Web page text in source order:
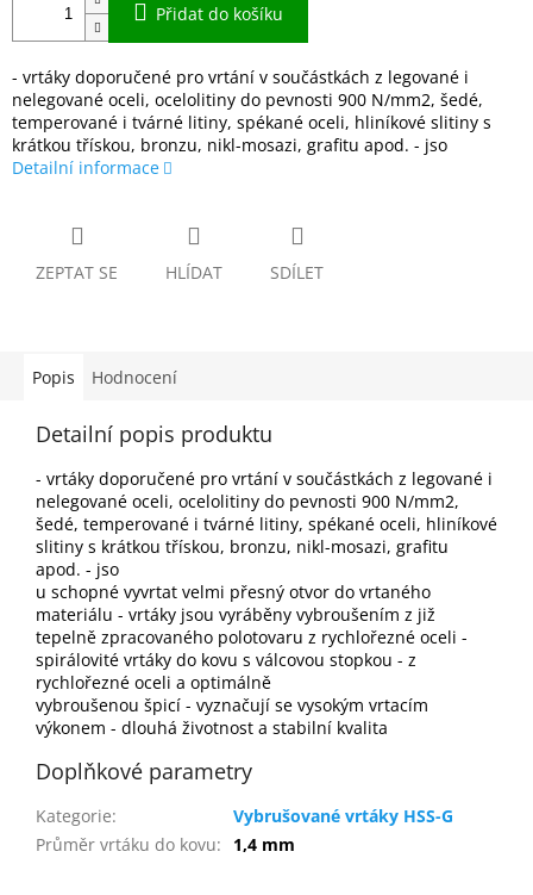
Přidat do košíku
- vrtáky doporučené pro vrtání v součástkách z legované i
nelegované oceli, ocelolitiny do pevnosti 900 N/mm2, šedé,
temperované i tvárné litiny, spékané oceli, hliníkové slitiny s
krátkou třískou, bronzu, nikl-mosazi, grafitu apod. - jso
Detailní informace
ZEPTAT SE HLÍDAT SDÍLET
Popis Hodnocení
Detailní popis produktu
- vrtáky doporučené pro vrtání v součástkách z legované i
nelegované oceli, ocelolitiny do pevnosti 900 N/mm2,
šedé, temperované i tvárné litiny, spékané oceli, hliníkové
slitiny s krátkou třískou, bronzu, nikl-mosazi, grafitu
apod. - jso
u schopné vyvrtat velmi přesný otvor do vrtaného
materiálu - vrtáky jsou vyráběny vybroušením z již
tepelně zpracovaného polotovaru z rychlořezné oceli -
spirálovité vrtáky do kovu s válcovou stopkou - z
rychlořezné oceli a optimálně
vybroušenou špicí - vyznačují se vysokým vrtacím
výkonem - dlouhá životnost a stabilní kvalita
Doplňkové parametry
Kategorie:
Vybrušované vrtáky HSS-G
Průměr vrtáku do kovu: 1,4 mm